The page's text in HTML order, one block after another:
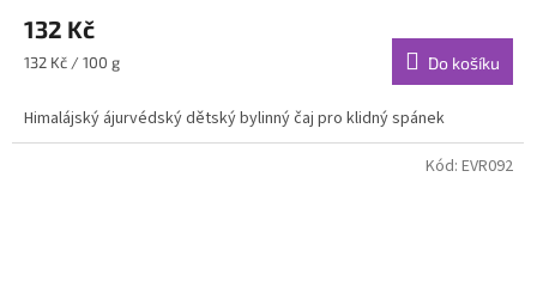
132 Kč
Měrná
132 Kč / 100 g Do košíku
Himalájský ájurvédský dětský bylinný čaj pro klidný spánek
Kód: EVR092